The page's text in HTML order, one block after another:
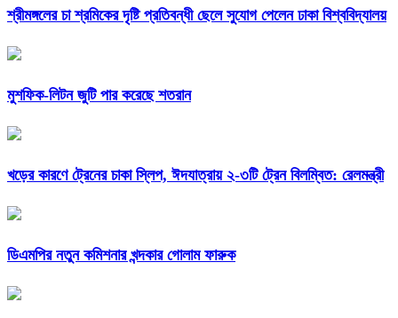
শ্রীমঙ্গলের চা শ্রমিকের দৃষ্টি প্রতিবন্ধী ছেলে সুযোগ পেলেন ঢাকা বিশ্ববিদ্যালয়
মুশফিক-লিটন জুটি পার করেছে শতরান
খড়ের কারণে ট্রেনের চাকা স্লিপ, ঈদযাত্রায় ২-৩টি ট্রেন বিলম্বিত: রেলমন্ত্রী
ডিএমপির নতুন কমিশনার খন্দকার গোলাম ফারুক